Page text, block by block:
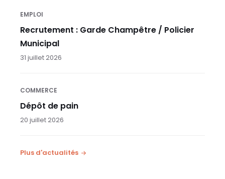
EMPLOI
Recrutement : Garde Champêtre / Policier
Municipal
31 juillet 2026
COMMERCE
Dépôt de pain
20 juillet 2026
Plus d'actualités